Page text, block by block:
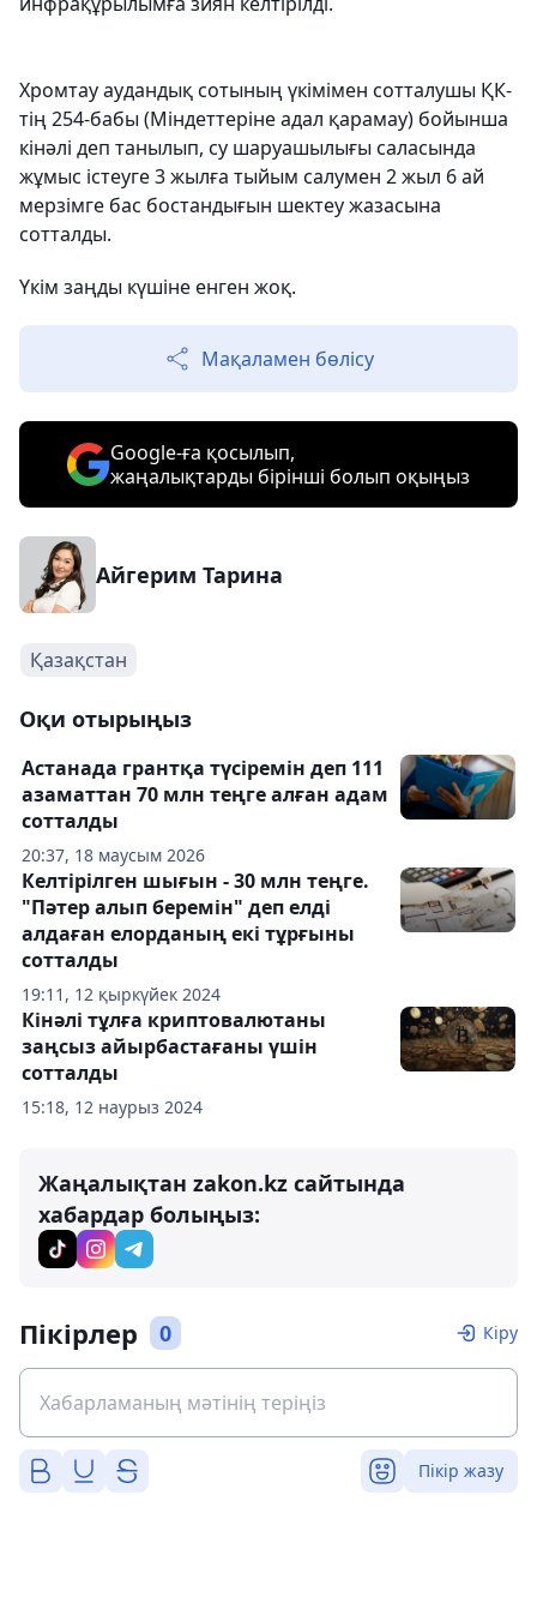
Хромтау аудандық сотының үкімімен сотталушы ҚК-
тің 254-бабы (Мiндеттерiне адал қарамау) бойынша
кінәлі деп танылып, су шаруашылығы саласында
жұмыс істеуге 3 жылға тыйым салумен 2 жыл 6 ай
мерзімге бас бостандығын шектеу жазасына
сотталды.
Үкім заңды күшіне енген жоқ.
Мақаламен бөлісу
Google-ға қосылып,
жаңалықтарды бірінші болып оқыңыз
Айгерим Тарина
Қазақстан
Оқи отырыңыз
20:37, 18 маусым 2026
Астанада грантқа түсіремін деп 111
азаматтан 70 млн теңге алған адам
сотталды
19:11, 12 қыркүйек 2024
Келтірілген шығын - 30 млн теңге.
"Пәтер алып беремін" деп елді
алдаған елорданың екі тұрғыны
сотталды
15:18, 12 наурыз 2024
Кінәлі тұлға криптовалютаны
заңсыз айырбастағаны үшін
сотталды
Жаңалықтан zakon.kz сайтында
хабардар болыңыз:
Пікірлер 0 Кіру
Пікір жазу